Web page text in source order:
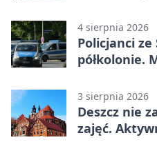
4 sierpnia 2026
Policjanci
półkolonie.
3 sierpnia 2026
Deszcz nie
zajęć.